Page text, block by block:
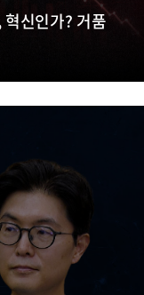
신인가? 거품